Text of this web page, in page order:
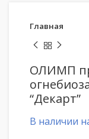
Главная
ОЛИМП
“Декарт”
В наличии